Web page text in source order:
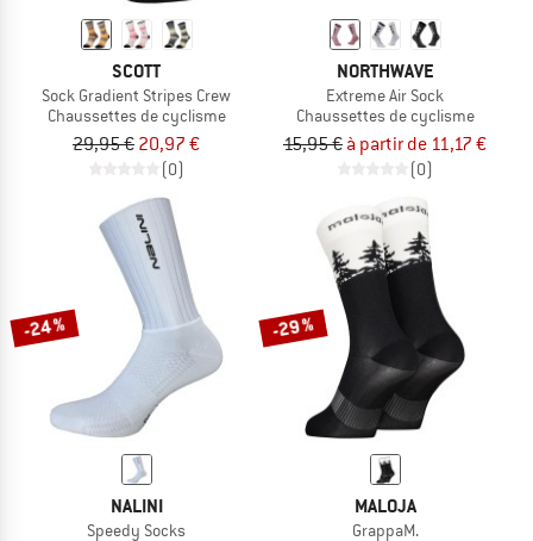
SCOTT
Sock Gradient Stripes Crew
Chaussettes de cyclisme
29,95 € 20,97 €
(0)
NORTHWAVE
Extreme Air Sock
Chaussettes de cyclisme
15,95 € à partir de 11,17 €
(0)
-24 %
NALINI
Speedy Socks
-29 %
MALOJA
GrappaM.